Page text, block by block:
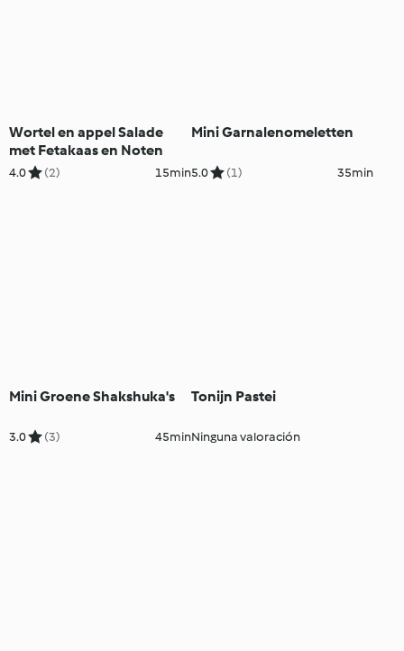
Wortel en appel Salade
met Fetakaas en Noten
4.0 (2) 15min
Mini Garnalenomeletten
5.0 (1) 35min
Mini Groene Shakshuka's
3.0 (3) 45min
Tonijn Pastei
Ninguna valoración